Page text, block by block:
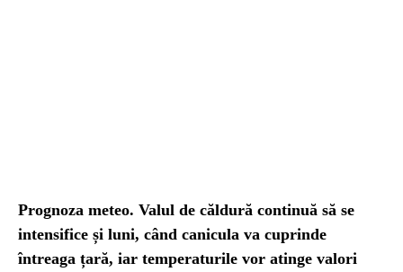
Prognoza meteo. Valul de căldură continuă să se
intensifice și luni, când canicula va cuprinde
întreaga țară, iar temperaturile vor atinge valori